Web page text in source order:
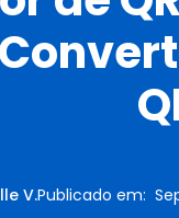
V.Publicado em: